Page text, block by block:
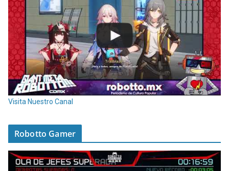
Visita Nuestro Canal
Robotto Gamer